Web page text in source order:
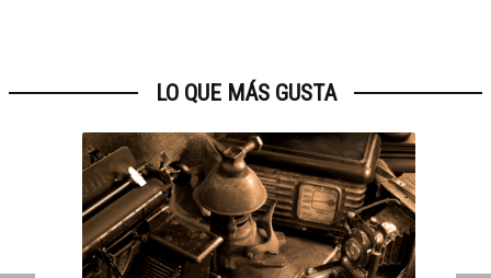
LO QUE MÁS GUSTA